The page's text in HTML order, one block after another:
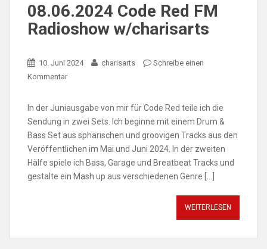
08.06.2024 Code Red FM
Radioshow w/charisarts
10. Juni 2024 charisarts
Schreibe einen
Kommentar
In der Juniausgabe von mir für Code Red teile ich die
Sendung in zwei Sets. Ich beginne mit einem Drum &
Bass Set aus sphärischen und groovigen Tracks aus den
Veröffentlichen im Mai und Juni 2024. In der zweiten
Hälfe spiele ich Bass, Garage und Breatbeat Tracks und
gestalte ein Mash up aus verschiedenen Genre […]
WEITERLESEN